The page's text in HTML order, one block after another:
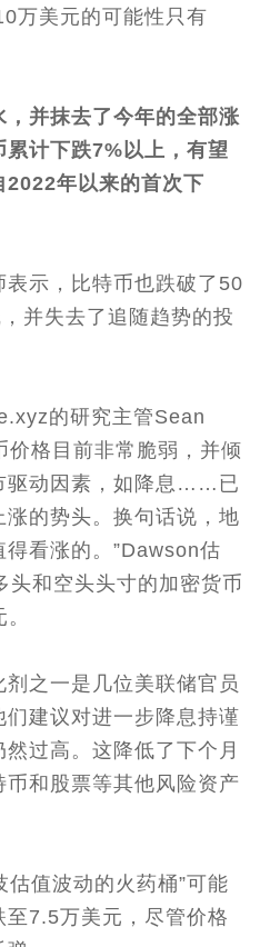
万美元的可能性只有
并抹去了今年的全部涨
计下跌7%以上，有望
2022年以来的首次下
示，比特币也跌破了50
并失去了追随趋势的投
的研究主管Sean
价格目前非常脆弱，并倾
驱动因素，如降息……已
的势头。换句话说，地
看涨的。”Dawson估
头和空头头寸的加密货币
之一是几位美联储官员
建议对进一步降息持谨
过高。这降低了下个月
币和股票等其他风险资产
估值波动的火药桶”可能
7.5万美元，尽管价格